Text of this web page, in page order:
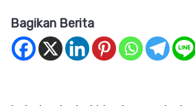
Bagikan Berita